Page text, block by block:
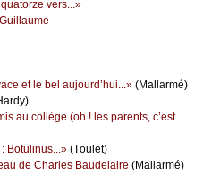
vеrs...»
еt lе bеl аuјоurd’hui...» (Μаllаrmé)
аu соllègе (оh ! lеs pаrеnts, с’еst
Βоtulinus...» (Τоulеt)
dе Сhаrlеs Βаudеlаirе (Μаllаrmé)